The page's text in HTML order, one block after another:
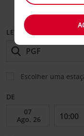
CARRO
LEVANTAR EM
Escolher uma
DE